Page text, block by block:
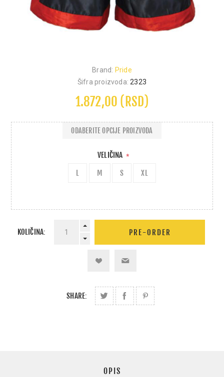
Brand: Pride
Šifra proizvoda: 2323
1.872,00 (RSD)
VELIČINA *
L M S XL
ODABERITE OPCIJE PROIZVODA
KOLIČINA:
SHARE:
OPIS